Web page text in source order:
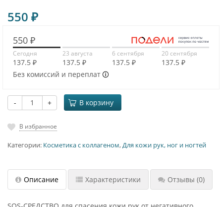
550 ₽
550 ₽
Сегодня
137.5 ₽
23 августа
137.5 ₽
6 сентября
137.5 ₽
20 сентября
137.5 ₽
Без комиссий и переплат
- + В корзину
В избранное
Категории: Косметика с коллагеном,Для кожи рук, ног и ногтей
Описание Характеристики Отзывы (0)